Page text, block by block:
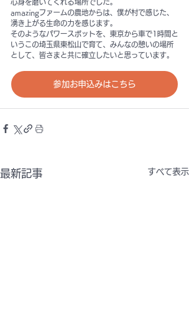
心身を磨いてくれる場所でした。
amazingファームの農地からは、僕が村で感じた、
湧き上がる生命の力を感じます。
そのようなパワースポットを、東京から車で1時間と
いうこの埼玉県東松山で育て、みんなの憩いの場所
として、皆さまと共に確立したいと思っています。
参加お申込みはこちら
最新記事 すべて表示